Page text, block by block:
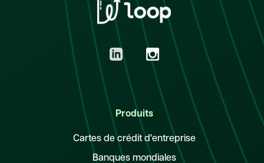
Produits
Cartes de crédit d'entreprise
Banques mondiales